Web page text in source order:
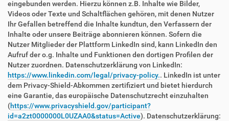
eingebunden werden. Hierzu können z.B. Inhalte wie Bilder,
Videos oder Texte und Schaltflächen gehören, mit denen Nutzer
Ihr Gefallen betreffend die Inhalte kundtun, den Verfassern der
Inhalte oder unsere Beiträge abonnieren können. Sofern die
Nutzer Mitglieder der Plattform LinkedIn sind, kann LinkedIn den
Aufruf der o.g. Inhalte und Funktionen den dortigen Profilen der
Nutzer zuordnen. Datenschutzerklärung von LinkedIn:
https://www.linkedin.com/legal/privacy-policy.. LinkedIn ist unter
dem Privacy-Shield-Abkommen zertifiziert und bietet hierdurch
eine Garantie, das europäische Datenschutzrecht einzuhalten
(https://www.privacyshield.gov/participant?
id=a2zt0000000L0UZAA0&status=Active). Datenschutzerklärung: